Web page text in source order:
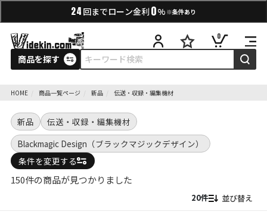
24 回までローン金利 0% ※条件あり
商品を探す
0
HOME 商品一覧ページ 新品 伝送・収録・編集機材
新品
伝送・収録・編集機材
Blackmagic Design（ブラックマジックデザイン）
条件を変更する
150件の商品が見つかりました
並び替え